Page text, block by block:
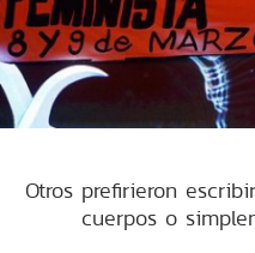
Otros prefirieron
cuerpos o